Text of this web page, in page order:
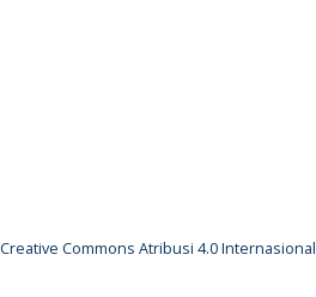
Commons Atribusi 4.0 Internasional